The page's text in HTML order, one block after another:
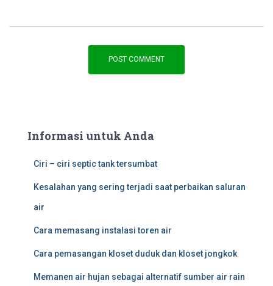
Informasi untuk Anda
Ciri – ciri septic tank tersumbat
Kesalahan yang sering terjadi saat perbaikan saluran
air
Cara memasang instalasi toren air
Cara pemasangan kloset duduk dan kloset jongkok
Memanen air hujan sebagai alternatif sumber air rain